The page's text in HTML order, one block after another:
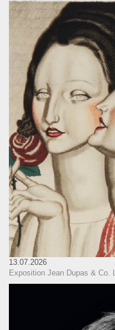
13.07.2026
Exposition Jean Dupas & Co.